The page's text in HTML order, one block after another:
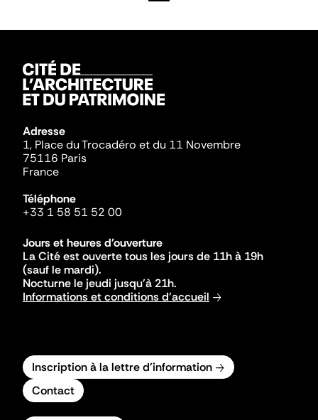
Adresse
1, Place du Trocadéro et du 11 Novembre
75116 Paris
France
Téléphone
+33 1 58 51 52 00
Jours et heures d'ouverture
La Cité est ouverte tous les jours de 11h à 19h
(sauf le mardi).
Nocturne le jeudi jusqu'à 21h.
Informations et conditions d'accueil
Inscription à la lettre d'information
Contact